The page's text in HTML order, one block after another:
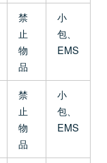
禁
止
物
品
小
包、
EMS
禁
止
物
品
小
包、
EMS